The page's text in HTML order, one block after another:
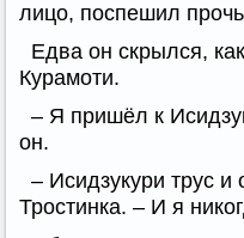
лицо, поспешил
Едва он скрылся,
Курамоти.
– Я пришёл к
он.
– Исидзукури трус
Тростинка. – И я